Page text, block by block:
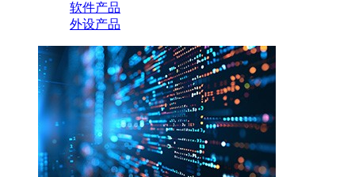
软件产品
外设产品